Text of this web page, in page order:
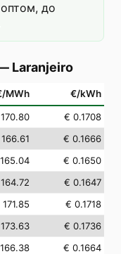
до
Laranjeiro
MWh €/kWh
€ 0.1708
€ 0.1666
€ 0.1650
€ 0.1647
€ 0.1718
€ 0.1736
€ 0.1664